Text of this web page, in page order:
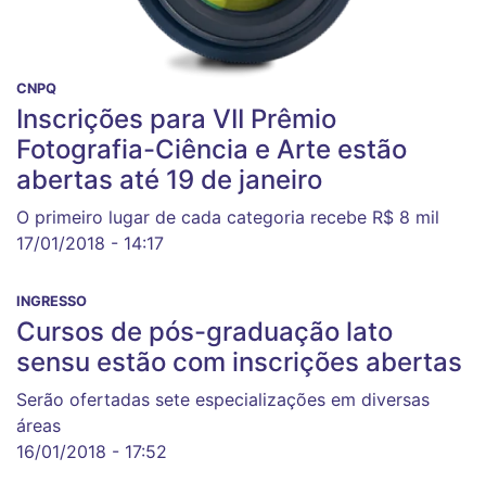
CNPQ
Inscrições para VII Prêmio
Fotografia-Ciência e Arte estão
abertas até 19 de janeiro
O primeiro lugar de cada categoria recebe R$ 8 mil
17/01/2018 - 14:17
INGRESSO
Cursos de pós-graduação lato
sensu estão com inscrições abertas
Serão ofertadas sete especializações em diversas
áreas
16/01/2018 - 17:52